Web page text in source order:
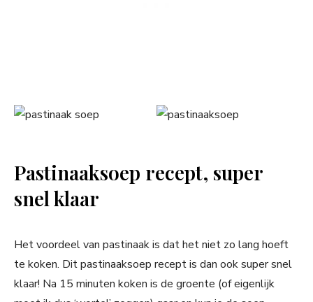
Pastinaaksoep recept, super
snel klaar
Het voordeel van pastinaak is dat het niet zo lang hoeft
te koken. Dit pastinaaksoep recept is dan ook super snel
klaar! Na 15 minuten koken is de groente (of eigenlijk